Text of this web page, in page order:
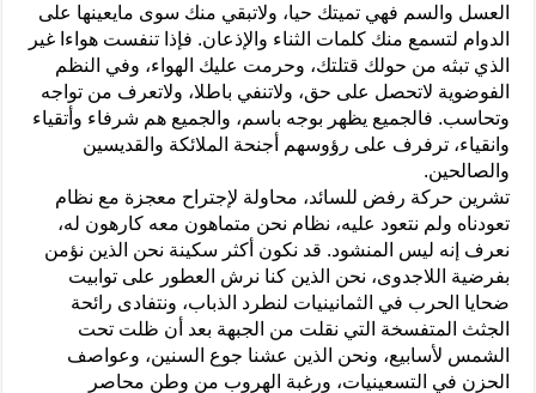
العسل والسم فهي تميتك حيا، ولاتبقي منك سوى مايعينها على
الدوام لتسمع منك كلمات الثناء والإذعان. فإذا تنفست هواءا غير
الذي تبثه من حولك قتلتك، وحرمت عليك الهواء، وفي النظم
الفوضوية لاتحصل على حق، ولاتنفي باطلا، ولاتعرف من تواجه
وتحاسب. فالجميع يظهر بوجه باسم، والجميع هم شرفاء وأتقياء
وانقياء، ترفرف على رؤوسهم أجنحة الملائكة والقديسين
والصالحين.
تشرين حركة رفض للسائد، محاولة لإجتراح معجزة مع نظام
تعودناه ولم نتعود عليه، نظام نحن متماهون معه كارهون له،
نعرف إنه ليس المنشود. قد نكون أكثر سكينة نحن الذين نؤمن
بفرضية اللاجدوى، نحن الذين كنا نرش العطور على توابيت
ضحايا الحرب في الثمانينيات لنطرد الذباب، ونتفادى رائحة
الجثث المتفسخة التي نقلت من الجبهة بعد أن ظلت تحت
الشمس لأسابيع، ونحن الذين عشنا جوع السنين، وعواصف
الحزن في التسعينيات، ورغبة الهروب من وطن محاصر